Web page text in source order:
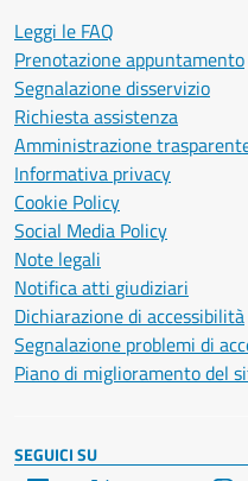
Leggi le FAQ
Prenotazione appuntamento
Segnalazione disservizio
Richiesta assistenza
Amministrazione
Informativa privacy
Cookie Policy
Social Media Policy
Note legali
Notifica atti giudiziari
Dichiarazione di accessibilità
Segnalazione problemi di
Piano di miglioramento del
SEGUICI SU